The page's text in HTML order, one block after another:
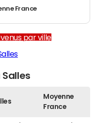
France
par ville
Moyenne
France